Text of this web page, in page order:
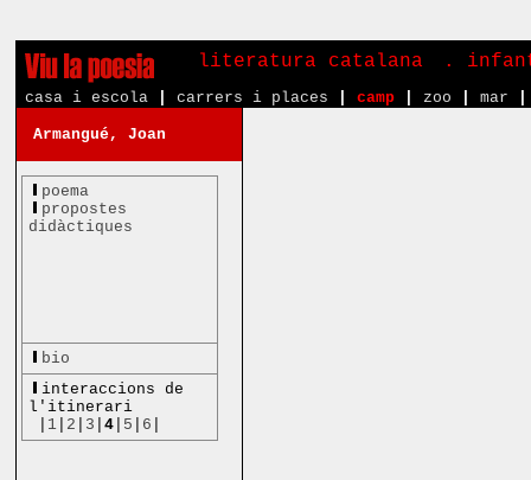
literatura catalana .
casa i escola carrers i places camp zoo mar
Armangué, Joan
poema
propostes
didàctiques
bio
interaccions de
l'itinerari
1 2 3 |4 5 6